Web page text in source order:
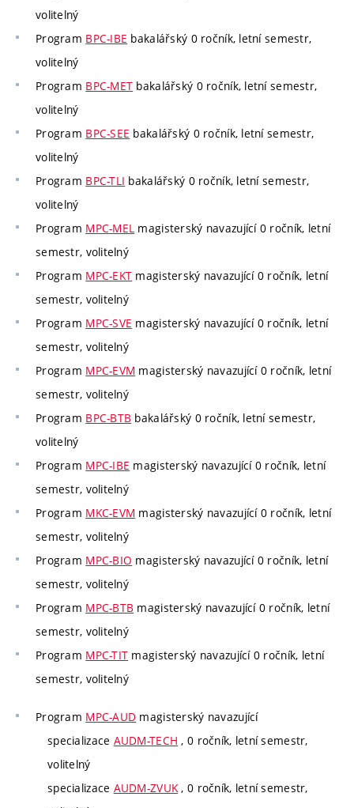
volitelný
Program BPC-IBE bakalářský 0 ročník, letní semestr,
volitelný
Program BPC-MET bakalářský 0 ročník, letní semestr,
volitelný
Program BPC-SEE bakalářský 0 ročník, letní semestr,
volitelný
Program BPC-TLI bakalářský 0 ročník, letní semestr,
volitelný
Program MPC-MEL magisterský navazující 0 ročník, letní
semestr, volitelný
Program MPC-EKT magisterský navazující 0 ročník, letní
semestr, volitelný
Program MPC-SVE magisterský navazující 0 ročník, letní
semestr, volitelný
Program MPC-EVM magisterský navazující 0 ročník, letní
semestr, volitelný
Program BPC-BTB bakalářský 0 ročník, letní semestr,
volitelný
Program MPC-IBE magisterský navazující 0 ročník, letní
semestr, volitelný
Program MKC-EVM magisterský navazující 0 ročník, letní
semestr, volitelný
Program MPC-BIO magisterský navazující 0 ročník, letní
semestr, volitelný
Program MPC-BTB magisterský navazující 0 ročník, letní
semestr, volitelný
Program MPC-TIT magisterský navazující 0 ročník, letní
semestr, volitelný
Program MPC-AUD magisterský navazující
specializace AUDM-TECH , 0 ročník, letní semestr,
volitelný
specializace AUDM-ZVUK , 0 ročník, letní semestr,